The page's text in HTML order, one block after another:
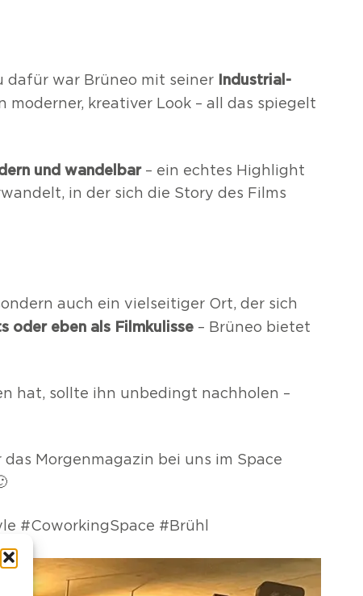
dafür war Brüneo mit seiner Industrial-
kreativer Look – all das spiegelt
und wandelbar– ein echtes Highlight
in der sich die Story des Films
auch ein vielseitiger Ort, der sich
oder eben als Filmkulisse – Brüneo bietet
hat, sollte ihn unbedingt nachholen –
Morgenmagazin bei uns im Space
#CoworkingSpace #Brühl